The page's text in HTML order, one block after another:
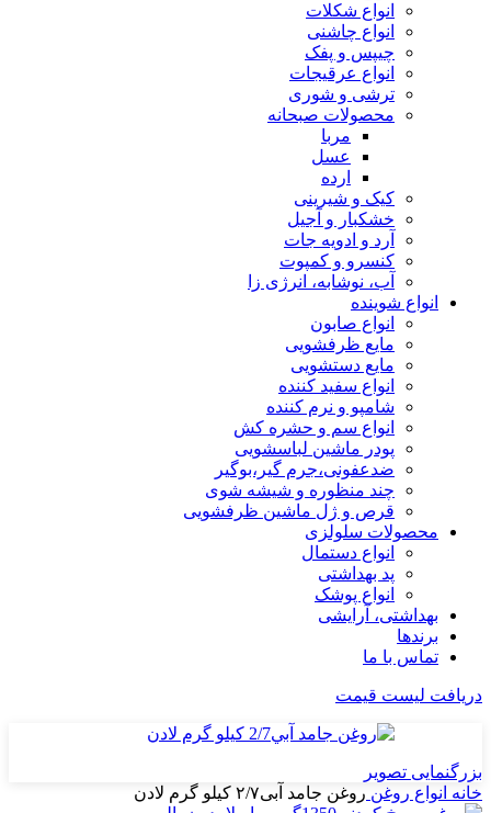
انواع شکلات
انواع چاشنی
چیپس و پفک
انواع عرقیجات
ترشی و شوری
محصولات صبحانه
مربا
عسل
ارده
کیک و شیرینی
خشکبار و آجیل
آرد و ادویه جات
کنسرو و کمپوت
آب، نوشابه، انرژی زا
انواع شوینده
انواع صابون
مایع ظرفشویی
مایع دستشویی
انواع سفید کننده
شامپو و نرم کننده
انواع سم و حشره کش
پودر ماشین لباسشویی
ضدعفونی،جرم گیر،بوگیر
چند منظوره و شیشه شوی
قرص و ژل ماشین ظرفشویی
محصولات سلولزی
انواع دستمال
پد بهداشتی
انواع پوشک
بهداشتی، آرایشی
برندها
تماس با ما
دریافت لیست قیمت
بزرگنمایی تصویر
خانه انواع روغن روغن جامد آبی۲/۷ کیلو گرم لادن